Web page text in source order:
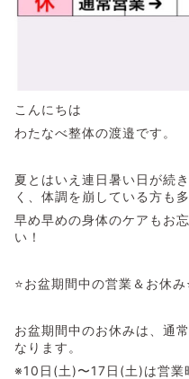
こんにちは
わたなべ整体の渡邉です。
夏とはいえ連日暑い日が続
く、体調を崩している方も
早め早めの身体のケアもお
い！
⭐️お盆期間中の営業＆お休み
お盆期間中のお休みは、通
なります。
※10日(土)〜17日(土)は営業